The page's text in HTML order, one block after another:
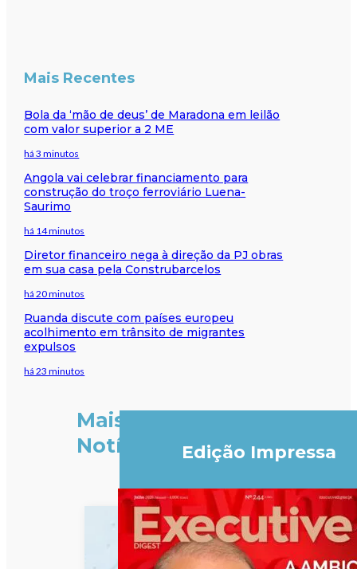
Mais Recentes
Bola da ‘mão de deus’ de Maradona em leilão
com valor superior a 2 ME
há 3 minutos
Angola vai celebrar financiamento para
construção do troço ferroviário Luena-
Saurimo
há 14 minutos
Diretor financeiro nega à direção da PJ obras
em sua casa pela Construbarcelos
há 20 minutos
Ruanda discute com países europeu
acolhimento em trânsito de migrantes
expulsos
há 23 minutos
Mais
Notícias
Edição Impressa